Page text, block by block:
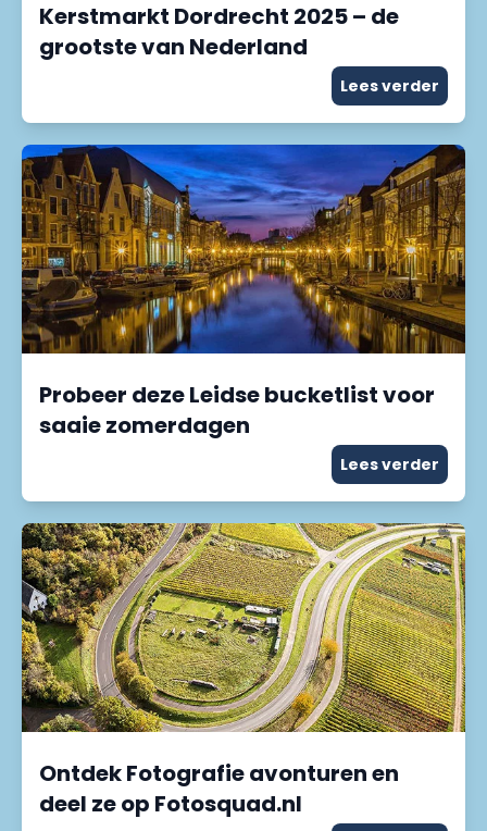
Kerstmarkt Dordrecht 2025 – de
grootste van Nederland
Lees verder
Probeer deze Leidse bucketlist voor
saaie zomerdagen
Lees verder
Ontdek Fotografie avonturen en
deel ze op Fotosquad.nl